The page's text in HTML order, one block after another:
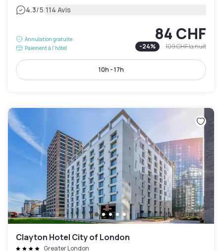
4.3/5|114 Avis
Annulation gratuite
Paiement à l'hôtel
84 CHF
-24% 109 CHFla nuit
10h - 17h
Clayton Hotel City of London
Greater London